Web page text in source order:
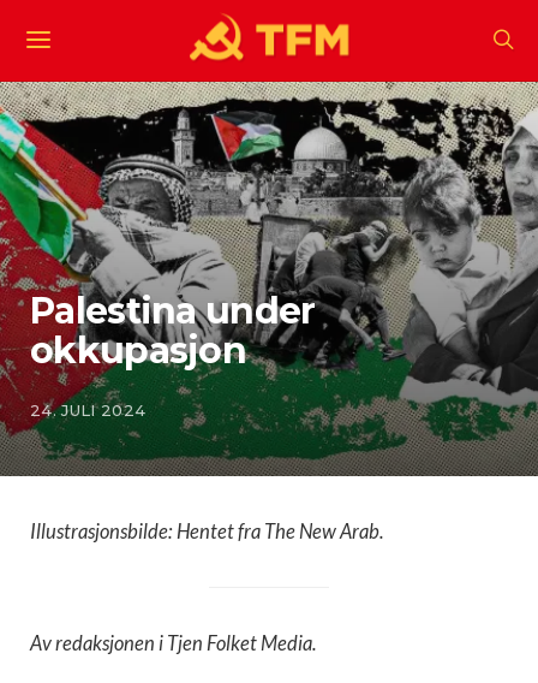
Palestina under
okkupasjon
24. JULI 2024
Illustrasjonsbilde: Hentet fra The New Arab.
Av redaksjonen i Tjen Folket Media.